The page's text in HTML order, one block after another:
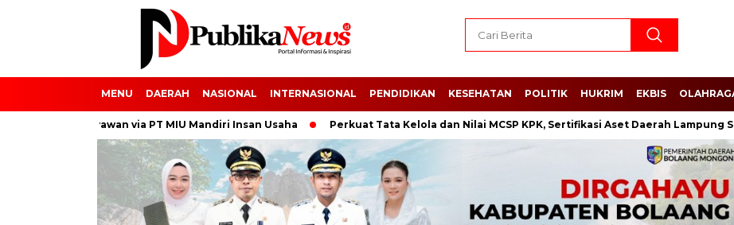
MENU DAERAH NASIONAL INTERNASIONAL PENDIDIKAN KESEHATAN POLITIK HUKRIM EKBIS
Karyawan via PT MIU Mandiri Insan Usaha Perkuat Tata Kelola dan Nilai MCSP KPK, Sertifikasi Aset Daerah Lampung Selatan